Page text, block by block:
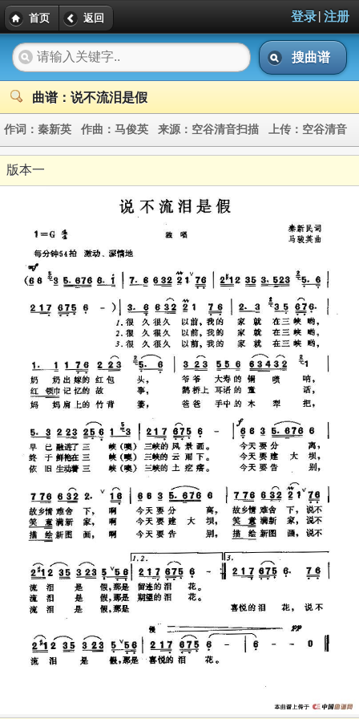
首页 返回 登录| 注册
搜曲谱
曲谱：说不流泪是假
作词： 秦新英 作曲： 马俊英 来源： 空谷清音扫描 上传： 空谷清音
版本一